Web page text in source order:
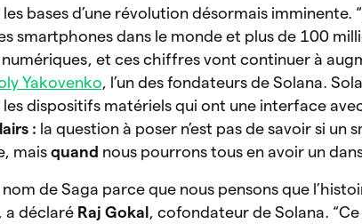
bases d’une révolution désormais imminente.
smartphones dans le monde et plus de 100
et ces chiffres vont continuer à
Yakovenko, l’un des fondateurs de Solana.
dispositifs matériels qui ont une interface
: la question à poser n’est pas de savoir si un
maisquand nous pourrons tous en avoir un
nom de Saga parce que nous pensons que
a déclaré Raj Gokal , cofondateur de Solana.